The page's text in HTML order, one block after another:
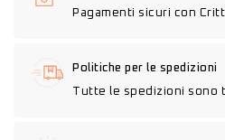
Pagamenti sicuri con
Politiche per le spedizioni
Tutte le spedizioni sono